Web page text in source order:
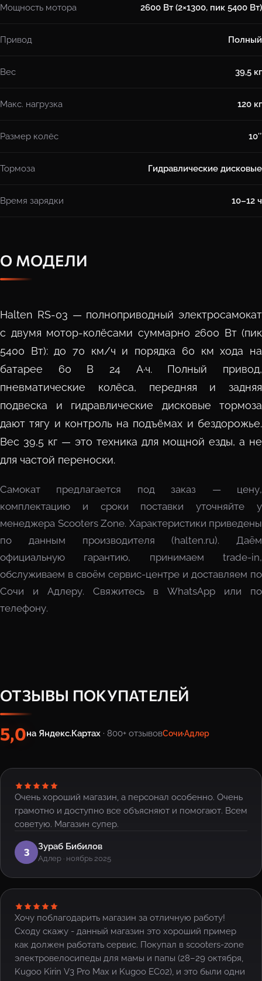
Мощность мотора 2600 Вт (2×1300, пик 5400 Вт)
Привод Полный
Вес 39,5 кг
Макс. нагрузка 120 кг
Размер колёс 10″
Тормоза Гидравлические дисковые
Время зарядки 10–12 ч
О МОДЕЛИ
Halten RS-03 — полноприводный электросамокат
с двумя мотор-колёсами суммарно 2600 Вт (пик
5400 Вт): до 70 км/ч и порядка 60 км хода на
батарее 60 В 24 А·ч. Полный привод,
пневматические колёса, передняя и задняя
подвеска и гидравлические дисковые тормоза
дают тягу и контроль на подъёмах и бездорожье.
Вес 39,5 кг — это техника для мощной езды, а не
для частой переноски.
Самокат предлагается под заказ — цену,
комплектацию и сроки поставки уточняйте у
менеджера Scooters Zone. Характеристики приведены
по данным производителя (halten.ru). Даём
официальную гарантию, принимаем trade-in,
обслуживаем в своём сервис-центре и доставляем по
Сочи и Адлеру. Свяжитесь в WhatsApp или по
телефону.
ОТЗЫВЫ ПОКУПАТЕЛЕЙ
5,0на Яндекс.Картах · 800+ отзывовСочи·Адлер
Очень хороший магазин, а персонал особенно. Очень
грамотно и доступно все объясняют и помогают. Всем
советую. Магазин супер.
З Зураб Бибилов
Адлер · ноябрь 2025
Хочу поблагодарить магазин за отличную работу!
Сходу скажу - данный магазин это хороший пример
как должен работать сервис. Покупал в scooters-zone
электровелосипеды для мамы и папы (28–29 октября,
Kugoo Kirin V3 Pro Max и Kugoo EC02), и это были одни